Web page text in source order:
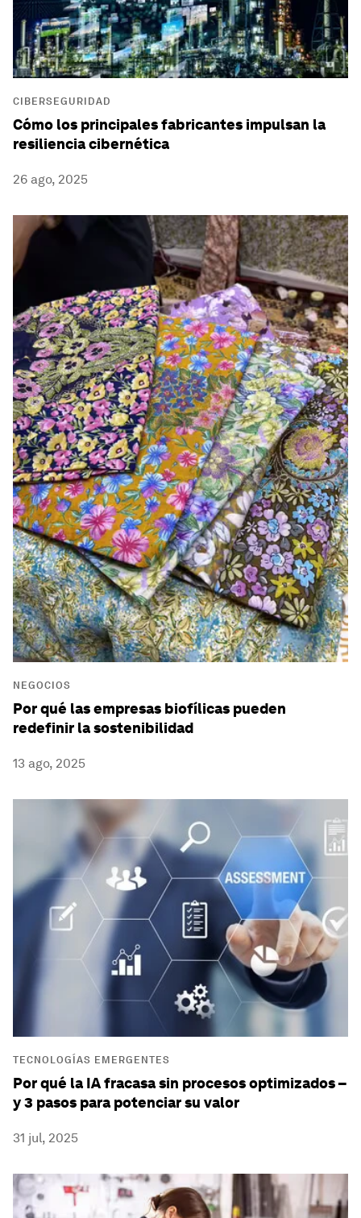
CIBERSEGURIDAD
Cómo los principales fabricantes impulsan la
resiliencia cibernética
26 ago, 2025
NEGOCIOS
Por qué las empresas biofílicas pueden
redefinir la sostenibilidad
13 ago, 2025
TECNOLOGÍAS EMERGENTES
Por qué la IA fracasa sin procesos optimizados –
y 3 pasos para potenciar su valor
31 jul, 2025